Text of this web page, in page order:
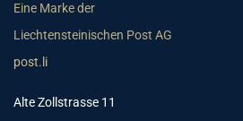
Eine Marke der
Liechtensteinischen Post AG
post.li
Alte Zollstrasse 11